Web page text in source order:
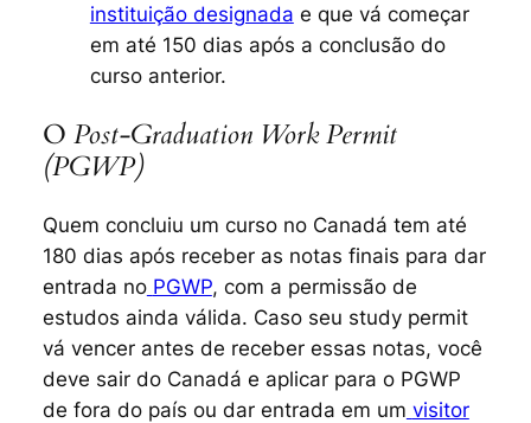
instituição designada e que vá começar
em até 150 dias após a conclusão do
curso anterior.
O Post-Graduation Work Permit
(PGWP)
Quem concluiu um curso no Canadá tem até
180 dias após receber as notas finais para dar
entrada no PGWP, com a permissão de
estudos ainda válida. Caso seu study permit
vá vencer antes de receber essas notas, você
deve sair do Canadá e aplicar para o PGWP
de fora do país ou dar entrada em um visitor